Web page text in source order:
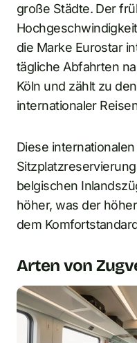
große Städte. Der
die Marke Eurostar
tägliche Abfahrten
Köln und zählt zu
internationaler
Diese
belgischen
höher, was der
dem
Arten von